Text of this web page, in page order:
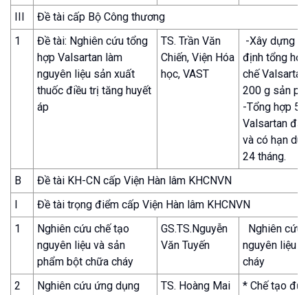
III
Đề tài cấp Bộ Công thương
1
Đề tài: Nghiên cứu tổng
hợp Valsartan làm
nguyên liệu sản xuất
thuốc điều trị tăng huyết
áp
TS. Trần Văn
Chiến, Viện Hóa
học, VAST
-Xây dựng
định tổng
chế
200 g sản
-Tổng hợp
Valsartan
và có hạn
24 tháng.
B
Đề tài KH-CN cấp Viện Hàn lâm KHCNVN
I
Đề tài trọng điểm cấp Viện Hàn lâm KHCNVN
1
Nghiên cứu chế tạo
nguyên liệu và sản
phẩm bột chữa cháy
GS.TS.Nguyễn
Văn Tuyến
Nghiên cứu
nguyên liệu
cháy
2
Nghiên cứu ứng dụng
TS. Hoàng Mai
* Chế tạo